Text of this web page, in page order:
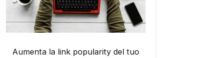
Aumenta la link popularity del tuo